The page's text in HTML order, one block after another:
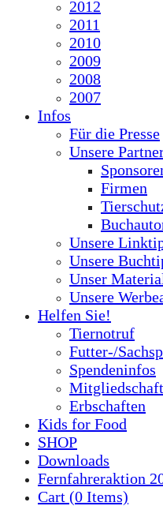
2012
2011
2010
2009
2008
2007
Infos
Für die Presse
Unsere
Firmen
Unsere
Unsere
Unser
Unsere
Helfen Sie!
Tiernotruf
Futter-/
Spendeninfos
Mitgliedschaft
Erbschaften
Kids for Food
SHOP
Downloads
Fernfahreraktion
Cart (0 Items)